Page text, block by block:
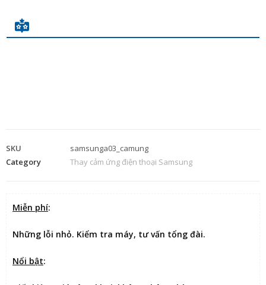
SKU
samsunga03_camung
Category
Thay cảm ứng điện thoại Samsung
Miễn phí:
Những lỗi nhỏ. Kiểm tra máy, tư vấn tổng đài.
Nổi bật: